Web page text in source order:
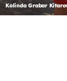
Kolinda Grabar